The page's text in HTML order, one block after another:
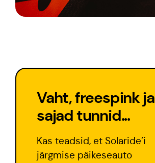
Vaht, freespink ja
sajad tunnid...
Kas teadsid, et Solaride’i
järgmise päikeseauto